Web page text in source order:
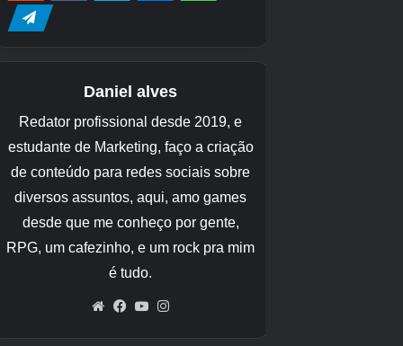
/gamerule [valor]
jogadores.
/tell: Envia uma mensagem privada para o jogador
especificado.
Comandos Exclusivos para
Minecraft Java Edition
A Java Edition do Minecraft oferece comandos
exclusivos que não estão disponíveis em outras
versões do jogo. Aqui estão alguns dos mais